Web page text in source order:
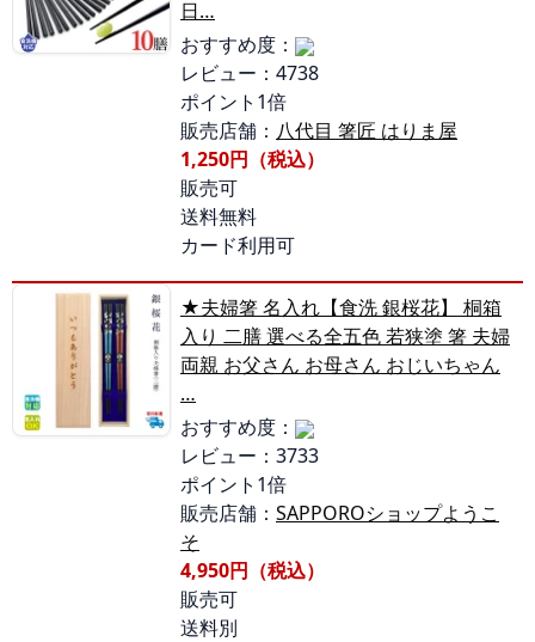
日…
おすすめ度：
レビュー：4738
ポイント1倍
販売店舗： 八代目 箸匠 はりま屋
1,250円（税込）
販売可
送料無料
カード利用可
★夫婦箸 名入れ【食洗 銀桜花】 桐箱
入り 二膳 選べる全五色 若狭塗 箸 夫婦
両親 お父さん お母さん おじいちゃん
…
おすすめ度：
レビュー：3733
ポイント1倍
販売店舗： SAPPOROショップようこ
そ
4,950円（税込）
販売可
送料別